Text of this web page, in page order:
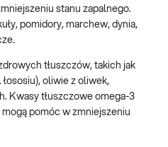
stanu zapalnego.
pomidory, marchew, dynia,
tłuszczów, takich jak
oliwie z oliwek,
Kwasy tłuszczowe omega-3
mogą pomóc w zmniejszeniu